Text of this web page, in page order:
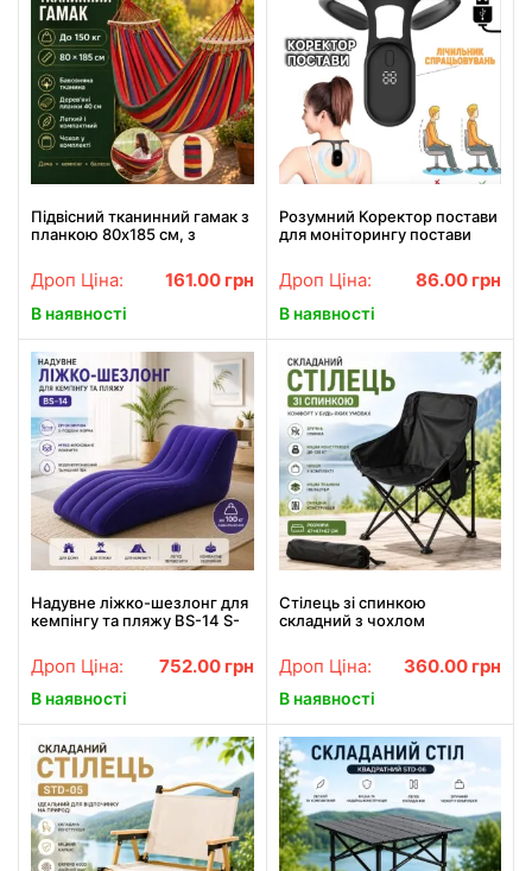
Підвісний тканинний гамак з
планкою 80х185 см, з
Гавайський гамак для
відпочинку
Дроп Ціна: 161.00 грн
В наявності
Розумний Коректор постави
для моніторингу постави
Дроп Ціна: 86.00 грн
В наявності
Надувне ліжко-шезлонг для
кемпінгу та пляжу BS-14 S-
покриттям. Надувне крісло.
Дроп Ціна: 752.00 грн
В наявності
Стілець зі спинкою
складний з чохлом
Дроп Ціна: 360.00 грн
В наявності